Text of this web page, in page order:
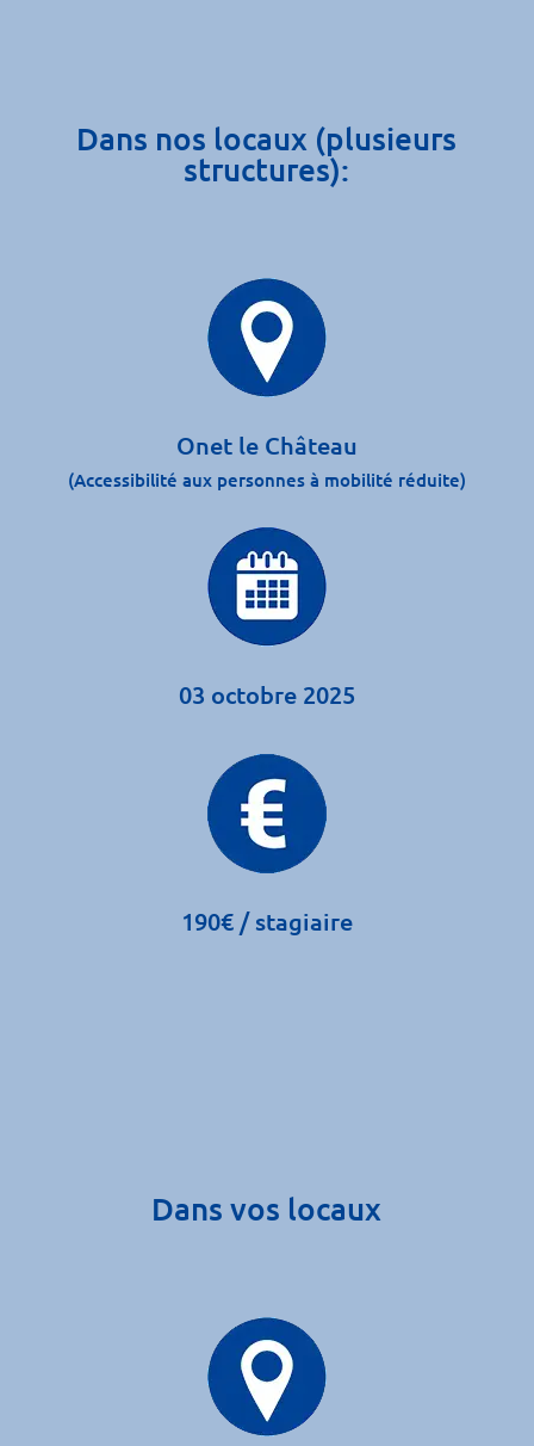
Dans nos locaux (plusieurs
structures):
Onet le Château
(Accessibilité aux personnes à mobilité réduite)
03 octobre 2025
190€ / stagiaire
Dans vos locaux